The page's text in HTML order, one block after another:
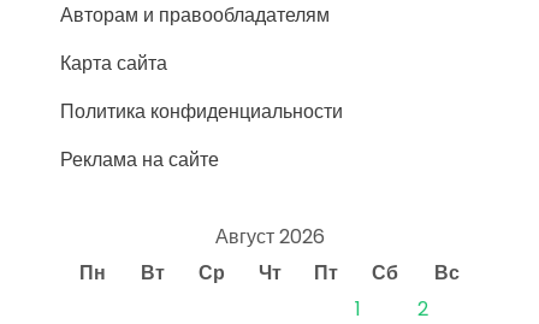
Авторам и правообладателям
Карта сайта
Политика конфиденциальности
Реклама на сайте
Август 2026
Пн
Вт Ср Чт Пт Сб
Вс
1
2